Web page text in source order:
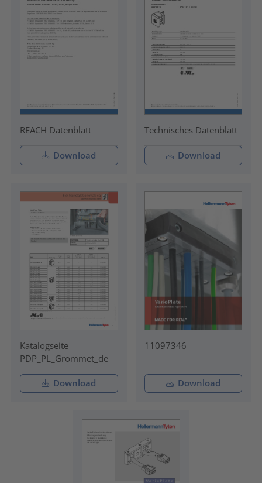
REACH Datenblatt
Download
Technisches Datenblatt
Download
Katalogseite
PDP_PL_Grommet_de
Download
11097346
Download